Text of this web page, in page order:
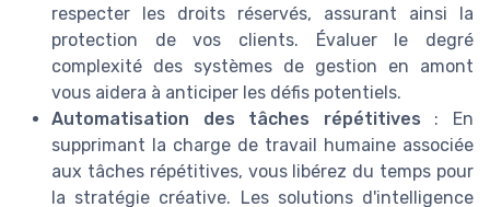
respecter les droits réservés, assurant ainsi la
protection de vos clients. Évaluer le degré
complexité des systèmes de gestion en amont
vous aidera à anticiper les défis potentiels.
Automatisation des tâches répétitives : En
supprimant la charge de travail humaine associée
aux tâches répétitives, vous libérez du temps pour
la stratégie créative. Les solutions d'intelligence